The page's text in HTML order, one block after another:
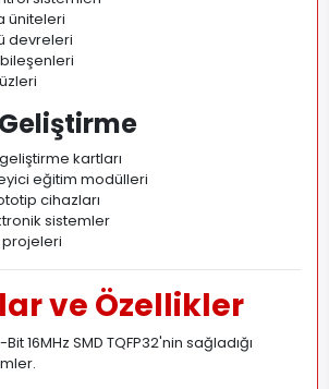
üniteleri
devreleri
kartları
eğitim modülleri
cihazları
sistemler
projeleri
ve Özellikler
16MHz SMD TQFP32'nin sağladığı